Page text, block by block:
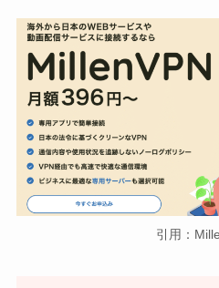
引用：